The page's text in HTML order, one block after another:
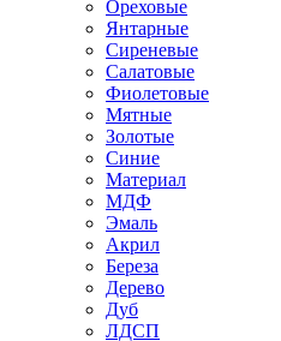
Ореховые
Янтарные
Сиреневые
Салатовые
Фиолетовые
Мятные
Золотые
Синие
Материал
МДФ
Эмаль
Акрил
Береза
Дерево
Дуб
ЛДСП